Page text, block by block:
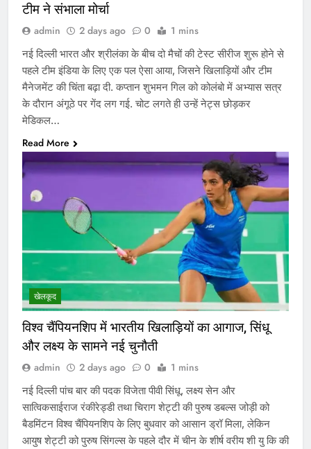
टीम ने संभाला मोर्चा
admin 2 days ago 0 1 mins
नई दिल्ली भारत और श्रीलंका के बीच दो मैचों की टेस्ट सीरीज शुरू होने से
पहले टीम इंडिया के लिए एक पल ऐसा आया, जिसने खिलाड़ियों और टीम
मैनेजमेंट की चिंता बढ़ा दी. कप्तान शुभमन गिल को कोलंबो में अभ्यास सत्र
के दौरान अंगूठे पर गेंद लग गई. चोट लगते ही उन्हें नेट्स छोड़कर
मेडिकल…
Read More
खेलकूद
विश्व चैंपियनशिप में भारतीय खिलाड़ियों का आगाज, सिंधू
और लक्ष्य के सामने नई चुनौती
admin 2 days ago 0 1 mins
नई दिल्ली पांच बार की पदक विजेता पीवी सिंधू, लक्ष्य सेन और
सात्विकसाईराज रंकीरेड्डी तथा चिराग शेट्टी की पुरुष डबल्स जोड़ी को
बैडमिंटन विश्व चैंपियनशिप के लिए बुधवार को आसान ड्रॉ मिला, लेकिन
आयुष शेट्टी को पुरुष सिंगल्स के पहले दौर में चीन के शीर्ष वरीय शी यु कि की